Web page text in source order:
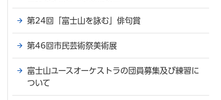
第24回「富士山を詠む」俳句賞
第46回市民芸術祭美術展
富士山ユースオーケストラの団員募集及び練習に
ついて